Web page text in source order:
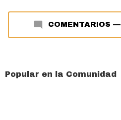
COMENTARIOS —
Popular en la Comunidad